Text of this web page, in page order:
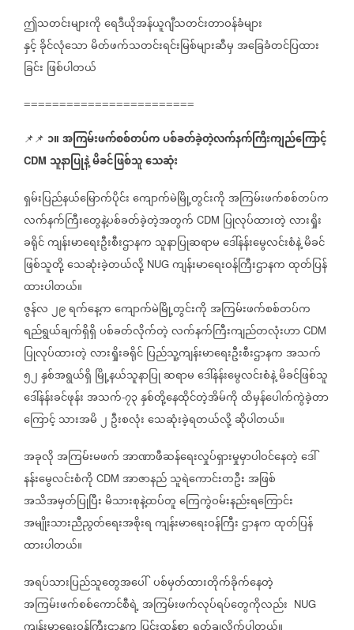
ဤသတင်းများကိုရေဒီယိုအန်ယူဂျီသတင်းတာဝန်ခံများ
နှင့်ခိုင်လုံသောမိတ်ဖက်သတင်းရင်းမြစ်များဆီမှအခြေခံတင်ပြထား
ခြင်း ဖြစ်ပါတယ်
========================
📌📌 ၁။အကြမ်းဖက်စစ်တပ်ကပစ်ခတ်ခဲ့တဲ့လက်နက်ကြီးကျည်ကြောင့်
CDM သူနာပြုနဲ့မိခင်ဖြစ်သူသေဆုံး
ရှမ်းပြည်နယ်မြောက်ပိုင်းကျောက်မဲမြို့တွင်းကိုအကြမ်းဖက်စစ်တပ်က
လက်နက်ကြီးတွေနဲ့ပစ်ခတ်ခဲ့တဲ့အတွက် CDM ပြုလုပ်ထားတဲ့လားရှိုး
ခရိုင်ကျန်းမာရေးဦးစီးဌာနက သူနာပြုဆရာမဒေါ်နန်းမွေလင်းစံနဲ့မိခင်
ဖြစ်သူတို့သေဆုံးခဲ့တယ်လို့ NUG ကျန်းမာရေးဝန်ကြီးဌာနကထုတ်ပြန်
ထားပါတယ်။
ဇွန်လ၂၉ရက်နေ့ကကျောက်မဲမြို့တွင်းကိုအကြမ်းဖက်စစ်တပ်က
ရည်ရွယ်ချက်ရှိရှိပစ်ခတ်လိုက်တဲ့လက်နက်ကြီးကျည်တလုံးဟာ CDM
ပြုလုပ်ထားတဲ့လားရှိုးခရိုင်ပြည်သူ့ကျန်းမာရေးဦးစီးဌာနကအသက်
၅၂နှစ်အရွယ်ရှိ မြို့နယ်သူနာပြုဆရာမဒေါ်နန်းမွေလင်းစံနဲ့မိခင်ဖြစ်သူ
ဒေါ်နန်းခင်ဖုန်းအသက်-၇၃နှစ်တို့နေထိုင်တဲ့အိမ်ကိုထိမှန်ပေါက်ကွဲခဲ့တာ
ကြောင့်သားအမိ၂ ဦးစလုံးသေဆုံးခဲ့ရတယ်လို့ဆိုပါတယ်။
အခုလိုအကြမ်းမဖက်အာဏာဖီဆန်ရေးလှုပ်ရှားမှုမှာပါဝင်နေတဲ့ဒေါ်
နန်းမွေလင်းစံကို CDM အာဇာနည်သူရဲကောင်းတဦးအဖြစ်
အသိအမှတ်ပြုပြီးမိသားစုနဲ့ထပ်တူကြေကွဲဝမ်းနည်းရကြောင်း
အမျိုးသားညီညွတ်ရေးအစိုးရကျန်းမာရေးဝန်ကြီးဌာနကထုတ်ပြန်
ထားပါတယ်။
အရပ်သားပြည်သူတွေအပေါ် ပစ်မှတ်ထားတိုက်ခိုက်နေတဲ့
အကြမ်းဖက်စစ်ကောင်စီရဲ့အကြမ်းဖက်လုပ်ရပ်တွေကိုလည်း NUG